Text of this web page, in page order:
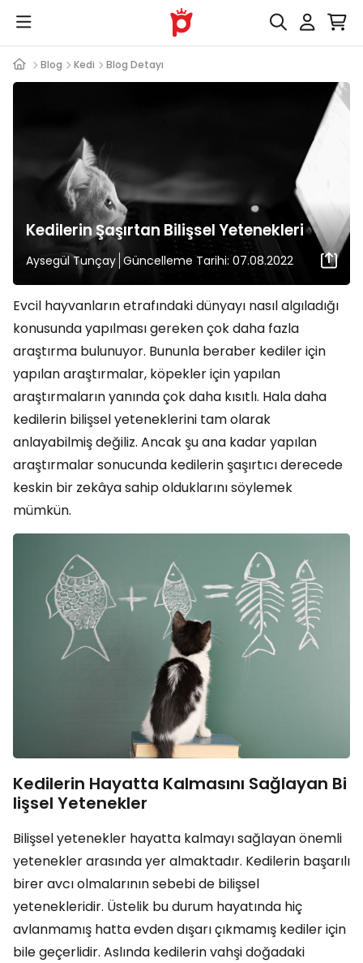
Blog Kedi Blog Detayı
Kedilerin Şaşırtan Bilişsel Yetenekleri
Aysegül Tunçay Güncelleme Tarihi: 07.08.2022
Evcil hayvanların etrafındaki dünyayı nasıl algıladığı
konusunda yapılması gereken çok daha fazla
araştırma bulunuyor. Bununla beraber kediler için
yapılan araştırmalar, köpekler için yapılan
araştırmaların yanında çok daha kısıtlı. Hala daha
kedilerin bilişsel yeteneklerini tam olarak
anlayabilmiş değiliz. Ancak şu ana kadar yapılan
araştırmalar sonucunda kedilerin şaşırtıcı derecede
keskin bir zekâya sahip olduklarını söylemek
mümkün.
Kedilerin Hayatta Kalmasını Sağlayan Bi
lişsel Yetenekler
Bilişsel yetenekler hayatta kalmayı sağlayan önemli
yetenekler arasında yer almaktadır. Kedilerin başarılı
birer avcı olmalarının sebebi de bilişsel
yetenekleridir. Üstelik bu durum hayatında hiç
avlanmamış hatta evden dışarı çıkmamış kediler için
bile geçerlidir. Aslında kedilerin vahşi doğadaki